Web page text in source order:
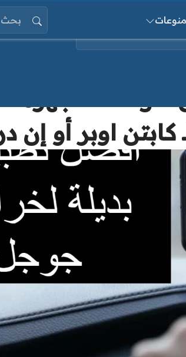
منوعات
البحث عن: